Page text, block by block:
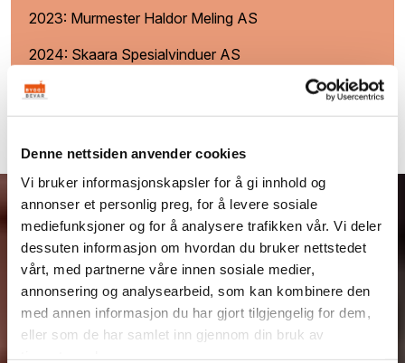
Denne nettsiden anvender cookies
Vi bruker informasjonskapsler for å gi innhold og
annonser et personlig preg, for å levere sosiale
mediefunksjoner og for å analysere trafikken vår. Vi deler
dessuten informasjon om hvordan du bruker nettstedet
vårt, med partnerne våre innen sosiale medier,
annonsering og analysearbeid, som kan kombinere den
med annen informasjon du har gjort tilgjengelig for dem,
eller som de har samlet inn gjennom din bruk av
2023: Murmester Haldor Meling AS
2024: Skaara Spesialvinduer AS
2025: Løken Bygg AS